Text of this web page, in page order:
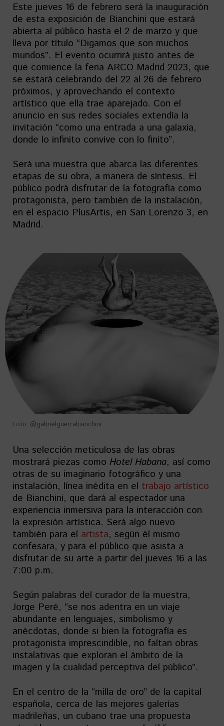
Este jueves 16 de febrero será la inauguración
de esta exposición de Bianchini que estará
abierta al público hasta el 2 de marzo y que
lleva por título “Digamos que son muchos
mundos”. El evento ocurrirá justo antes de
que comience la feria ARCO Madrid 2023, que
se estará celebrando del 22 al 26 de febrero
próximos, y aprovechando el contexto
artístico que ella trae aparejado. Con el
anuncio en sus redes sociales extendía la
invitación “como una entrada a una galaxia,
donde lo infinito convive con lo finito”.
Será una muestra que abarca las diferentes
etapas de su obra, a manera de síntesis. El
público podrá disfrutar de la fotografía como
protagonista, pero también de la instalación,
en el espacio PlusArtis, en San Lorenzo 3, en
Madrid.
Foto: @gabrielguerrabianchini
Una selección meticulosa de las obras
mostrará piezas como Hotel Habana, así como
otras de su imaginario fotográfico y una
instalación, línea inédita en el trabajo artístico
de Bianchini, que dará al espectador una
experiencia inmersiva para la interacción con
la expresión artística. Será algo nuevo
también para el artista, según él mismo
confesara, y para el público que asista a
disfrutar de su arte a partir del jueves 16 a las
7:00 p.m.
Según palabras del curador de la muestra,
Jorge Peré, “se nos adentra en un viaje
abundante en lenguajes, simbolismo y
anécdotas, donde si bien la fotografía es
protagonista imprescindible, no faltan obras
instalativas que exploran el ámbito de la
imagen y la cualidad perceptiva del público”.
En el centro de la “milla de oro” de la capital
española, cerca de las mejores galerías
madrileñas, un cubano trae una propuesta